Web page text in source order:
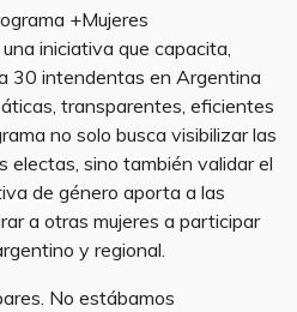
+Mujeres
iniciativa que capacita,
30 intendentas en Argentina
transparentes, eficientes
no solo busca visibilizar las
electas, sino también validar el
de género aporta a las
a otras mujeres a participar
y regional.
No estábamos